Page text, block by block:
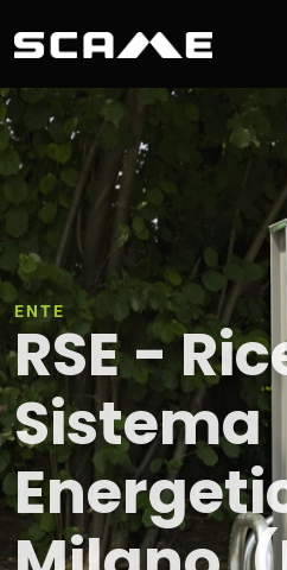
RSE - Ricerca
ENTE
RSE -
Sistema